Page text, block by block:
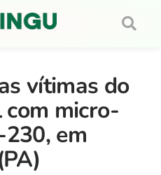
vítimas do
micro-
em